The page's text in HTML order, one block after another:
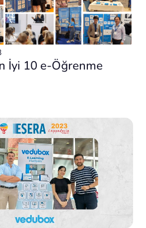
İyi 10 e-Öğrenme